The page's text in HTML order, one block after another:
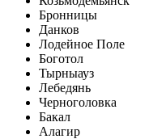
Бронницы
Данков
Лодейное Поле
Боготол
Тырныауз
Лебедянь
Черноголовка
Бакал
Алагир